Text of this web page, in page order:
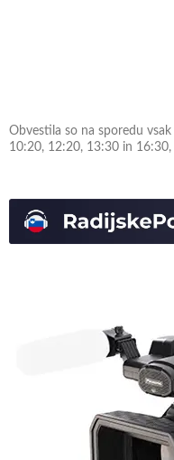
Obvestila so na sporedu
10:20, 12:20, 13:30 in